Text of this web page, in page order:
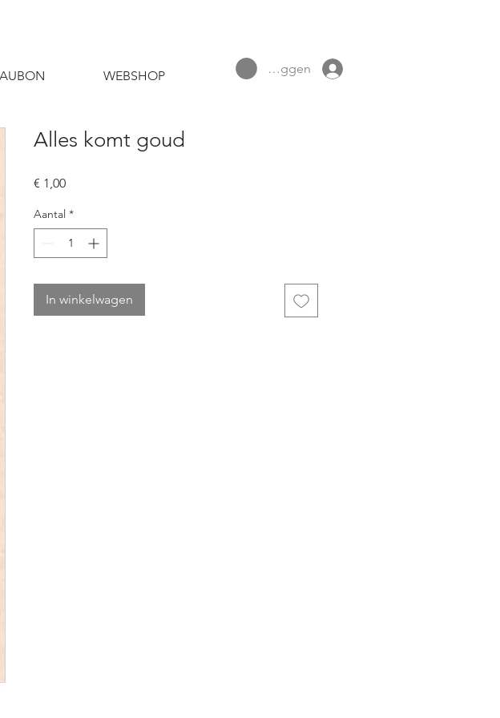
WEBSHOP Inloggen
Alles komt goud
€ 1,00Prijs
Aantal *
In winkelwagen